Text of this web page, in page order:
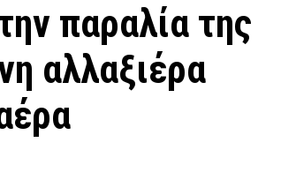
παραλία της
αλλαξιέρα